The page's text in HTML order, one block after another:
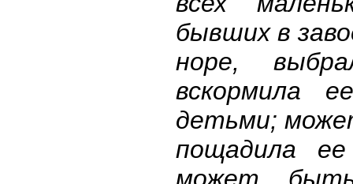
бывших в
норе,
вскормила
детьми;
пощадила